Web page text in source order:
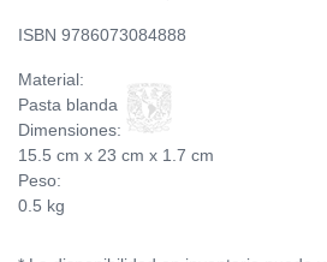
ISBN 9786073084888
Material:
Pasta blanda
Dimensiones:
15.5 cm x 23 cm x 1.7 cm
Peso:
0.5 kg